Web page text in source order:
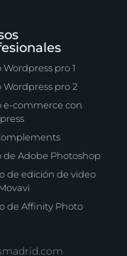
Wordpress pro 1
Wordpress pro 2
e-commerce con
de Adobe Photoshop
de edición de video
de Affinity Photo